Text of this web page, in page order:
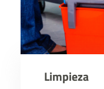
Limpieza